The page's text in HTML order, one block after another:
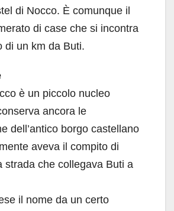
di Nocco. È comunque il
di case che si incontra
di un km da Buti.
è un piccolo nucleo
ancora le
dell’antico borgo castellano
aveva il compito di
strada che collegava Buti a
il nome da un certo